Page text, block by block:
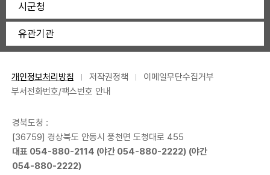
시군청
유관기관
개인정보처리방침 저작권정책
이메일무단수집거부
부서전화번호/팩스번호 안내
경북도청 :
[36759] 경상북도 안동시 풍천면 도청대로 455
대표 054-880-2114 (야간 054-880-2222) (야간
054-880-2222)